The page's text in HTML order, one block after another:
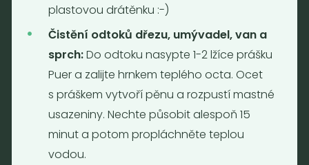
Nebaleno
Nebaleno s.r.o.
Bezobalové vegan potraviny
Jaromírova 495/16
Praha 2 - Nusle
Tel.: (+420) 723 736 413
info@nebaleno.eu
plastovou drátěnku :-)
Čistění odtoků dřezu, umývadel, van a
sprch:Do odtoku nasypte 1-2 lžíce prášku
Puer a zalijte hrnkem teplého octa. Ocet
s práškem vytvoří pěnu a rozpustí mastné
usazeniny. Nechte působit alespoň 15
minut a potom propláchněte teplou
vodou.